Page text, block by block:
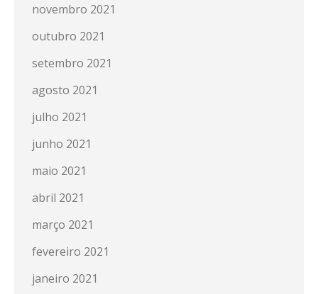
novembro 2021
outubro 2021
setembro 2021
agosto 2021
julho 2021
junho 2021
maio 2021
abril 2021
março 2021
fevereiro 2021
janeiro 2021